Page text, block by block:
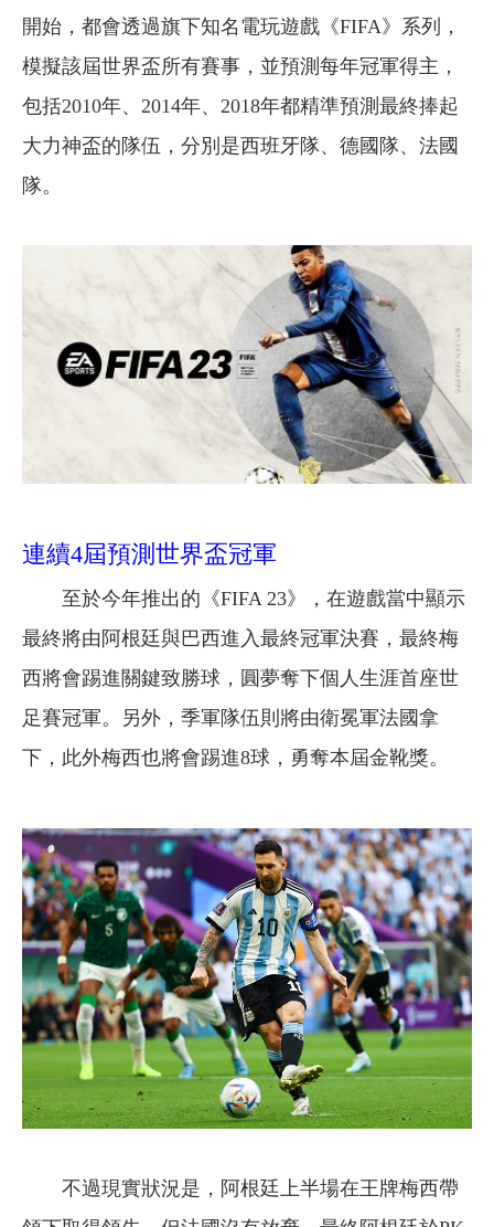
開始，都會透過旗下知名電玩遊戲《FIFA》系列，
模擬該屆世界盃所有賽事，並預測每年冠軍得主，
包括2010年、2014年、2018年都精準預測最終捧起
大力神盃的隊伍，分別是西班牙隊、德國隊、法國
隊。
連續4屆預測世界盃冠軍
至於今年推出的《FIFA 23》，在遊戲當中顯示
最終將由阿根廷與巴西進入最終冠軍決賽，最終梅
西將會踢進關鍵致勝球，圓夢奪下個人生涯首座世
足賽冠軍。另外，季軍隊伍則將由衛冕軍法國拿
下，此外梅西也將會踢進8球，勇奪本屆金靴獎。
不過現實狀況是，阿根廷上半場在王牌梅西帶